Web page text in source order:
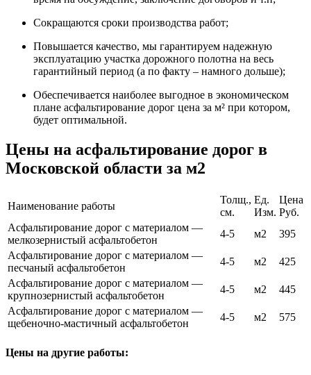
Сокращаются сроки производства работ;
Повышается качество, мы гарантируем надежную
эксплуатацию участка дорожного полотна на весь
гарантийный период (а по факту – намного дольше);
Обеспечивается наиболее выгодное в экономическом
плане асфальтирование дорог цена за м² при котором,
будет оптимальной.
Цены на асфальтирование дорог в
Московской области за м2
Наименование работы
Толщ.,
см.
Ед.
Изм.
Цена
Руб.
Асфальтирование дорог с материалом —
мелкозернистый асфальтобетон
4-5 м2
395
Асфальтирование дорог с материалом —
песчаный асфальтобетон
4-5 м2
425
Асфальтирование дорог с материалом —
крупнозернистый асфальтобетон
4-5 м2
445
Асфальтирование дорог с материалом —
щебеночно-мастичный асфальтобетон
4-5 м2 575
Цены на другие работы: